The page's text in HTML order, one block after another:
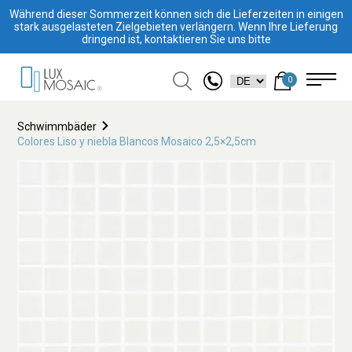
Während dieser Sommerzeit können sich die Lieferzeiten in einigen
stark ausgelasteten Zielgebieten verlängern. Wenn Ihre Lieferung
dringend ist, kontaktieren Sie uns bitte
0
Schwimmbäder
Colores Liso y niebla Blancos Mosaico 2,5×2,5cm